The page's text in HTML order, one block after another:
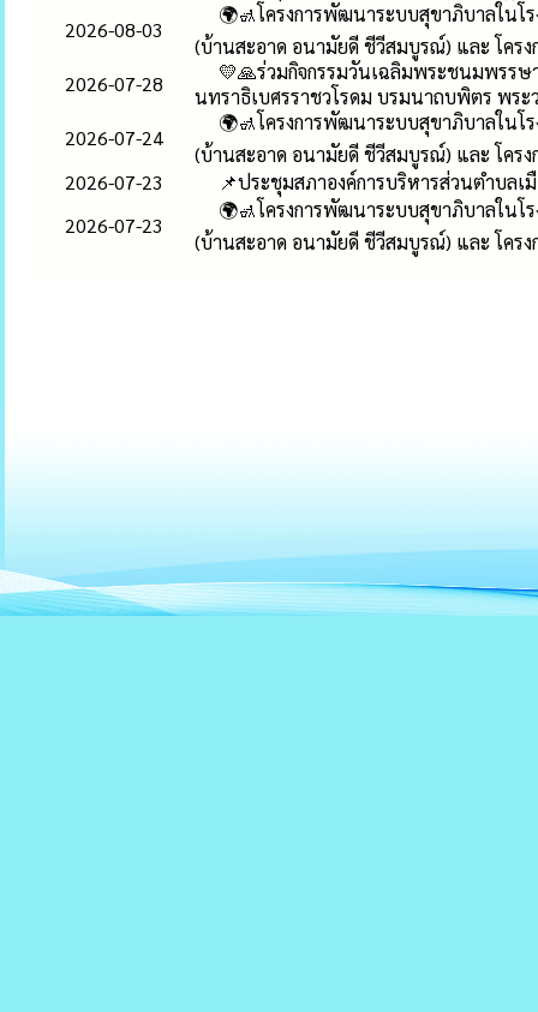
2026-08-03
🌍🚮โครงการพัฒนาระบบสุขาภิบาลในโ
(บ้านสะอาด อนามัยดี ชีวีสมบูรณ์) และ โครง
2026-07-28
💛🙏ร่วมกิจกรรมวันเฉลิมพระชนมพรร
นทราธิเบศรราชวโรดม บรมนาถบพิตร พระว
2026-07-24
🌍🚮โครงการพัฒนาระบบสุขาภิบาลในโ
(บ้านสะอาด อนามัยดี ชีวีสมบูรณ์) และ โครง
2026-07-23
📌ประชุมสภาองค์การบริหารส่วนตำบล
2026-07-23
🌍🚮โครงการพัฒนาระบบสุขาภิบาลในโ
(บ้านสะอาด อนามัยดี ชีวีสมบูรณ์) และ โครง